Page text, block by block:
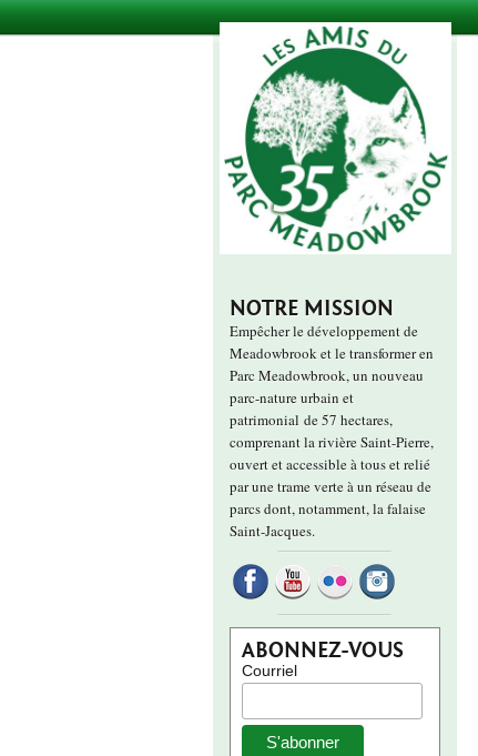
NOTRE MISSION
Empêcher le développement de
Meadowbrook et le transformer en
Parc Meadowbrook, un nouveau
parc-nature urbain et
patrimonial de 57 hectares,
comprenant la rivière Saint-Pierre,
ouvert et accessible à tous et relié
par une trame verte à un réseau de
parcs dont, notamment, la falaise
Saint-Jacques.
ABONNEZ-VOUS
Courriel